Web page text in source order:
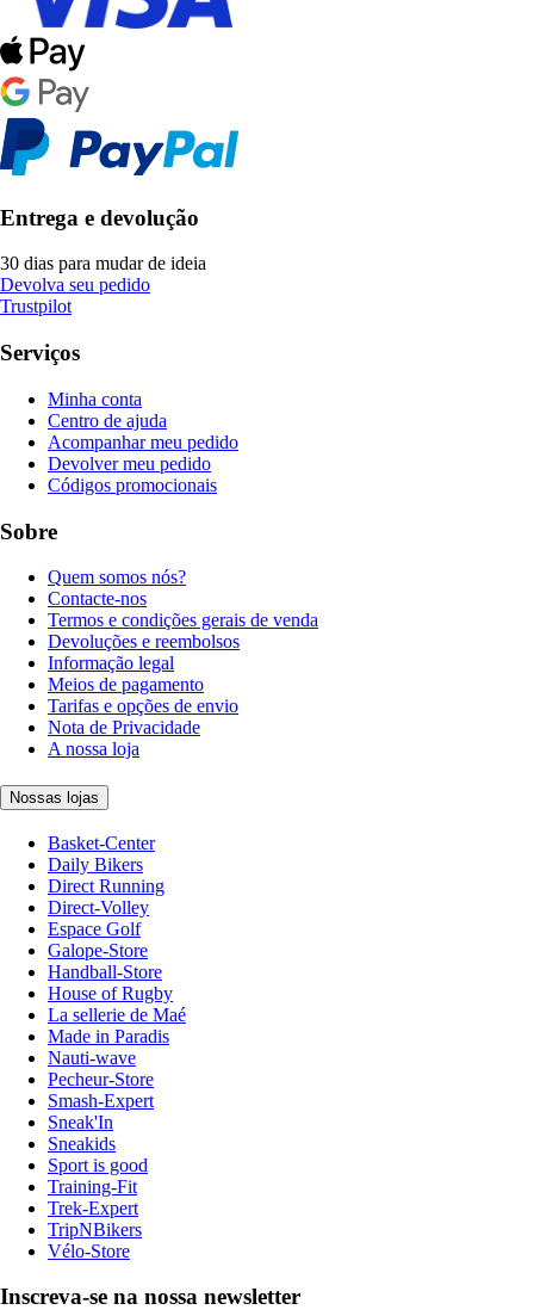
Entrega e devolução
30 dias para mudar de ideia
Devolva seu pedido
Trustpilot
Serviços
Minha conta
Centro de ajuda
Acompanhar meu pedido
Devolver meu pedido
Códigos promocionais
Sobre
Quem somos nós?
Contacte-nos
Termos e condições gerais de venda
Devoluções e reembolsos
Informação legal
Meios de pagamento
Tarifas e opções de envio
Nota de Privacidade
A nossa loja
Nossas lojas
Basket-Center
Daily Bikers
Direct Running
Direct-Volley
Espace Golf
Galope-Store
Handball-Store
House of Rugby
La sellerie de Maé
Made in Paradis
Nauti-wave
Pecheur-Store
Smash-Expert
Sneak'In
Sneakids
Sport is good
Training-Fit
Trek-Expert
TripNBikers
Vélo-Store
Inscreva-se na nossa newsletter